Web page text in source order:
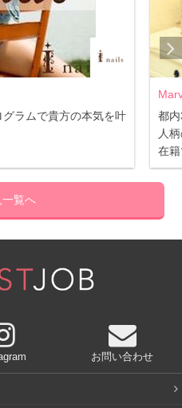
利厚生充実で安心♪
場環境◎ JNA認定講師
☆未
研
ける
覧へ
お問い合わせ